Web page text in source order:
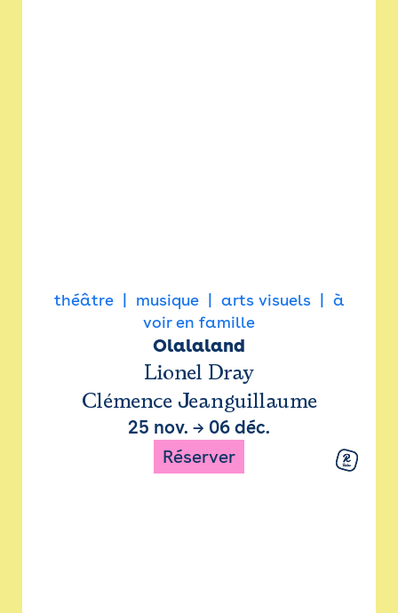
théâtre musique arts visuels
à
voir en famille
Olalaland
Lionel Dray
Clémence Jeanguillaume
25 nov. → 06 déc.
Réserver